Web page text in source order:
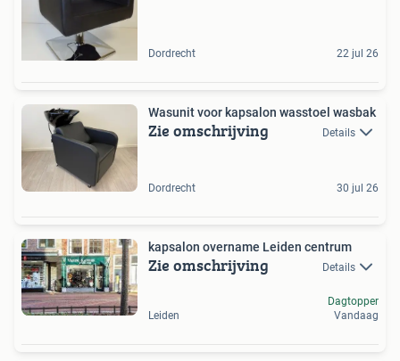
Dordrecht 22 jul 26
Wasunit voor kapsalon wasstoel wasbak
Zie omschrijving Details
Dordrecht 30 jul 26
kapsalon overname Leiden centrum
Zie omschrijving Details
Leiden
Dagtopper
Vandaag